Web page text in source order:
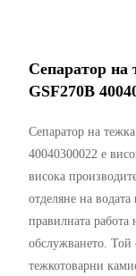
Сепаратор на
GSF270B
Сепаратор на
40040300022 е
висока
отделяне на
правилната
обслужването. Той
тежкотоварни